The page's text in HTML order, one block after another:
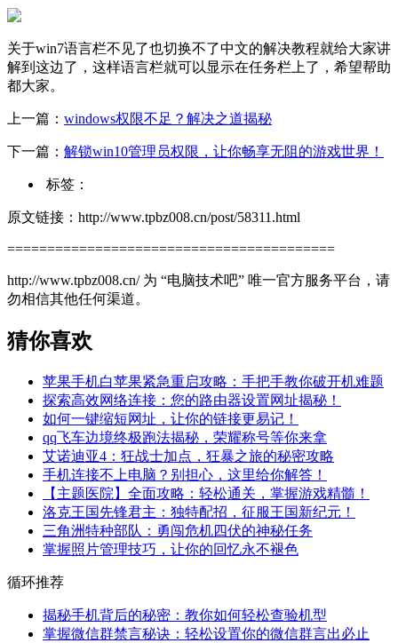
关于win7语言栏不见了也切换不了中文的解决教程就给大家讲
解到这边了，这样语言栏就可以显示在任务栏上了，希望帮助
都大家。
上一篇： windows权限不足？解决之道揭秘
下一篇： 解锁win10管理员权限，让你畅享无阻的游戏世界！
标签：
原文链接：http://www.tpbz008.cn/post/58311.html
=========================================
http://www.tpbz008.cn/ 为 “电脑技术吧” 唯一官方服务平台，请
勿相信其他任何渠道。
猜你喜欢
苹果手机白苹果紧急重启攻略：手把手教你破开机难题
探索高效网络连接：您的路由器设置网址揭秘！
如何一键缩短网址，让你的链接更易记！
qq飞车边境终极跑法揭秘，荣耀称号等你来拿
艾诺迪亚4：狂战士加点，狂暴之旅的秘密攻略
手机连接不上电脑？别担心，这里给你解答！
【主题医院】全面攻略：轻松通关，掌握游戏精髓！
洛克王国先锋君主：独特配招，征服王国新纪元！
三角洲特种部队：勇闯危机四伏的神秘任务
掌握照片管理技巧，让你的回忆永不褪色
循环推荐
揭秘手机背后的秘密：教你如何轻松查验机型
掌握微信群禁言秘诀：轻松设置你的微信群言出必止